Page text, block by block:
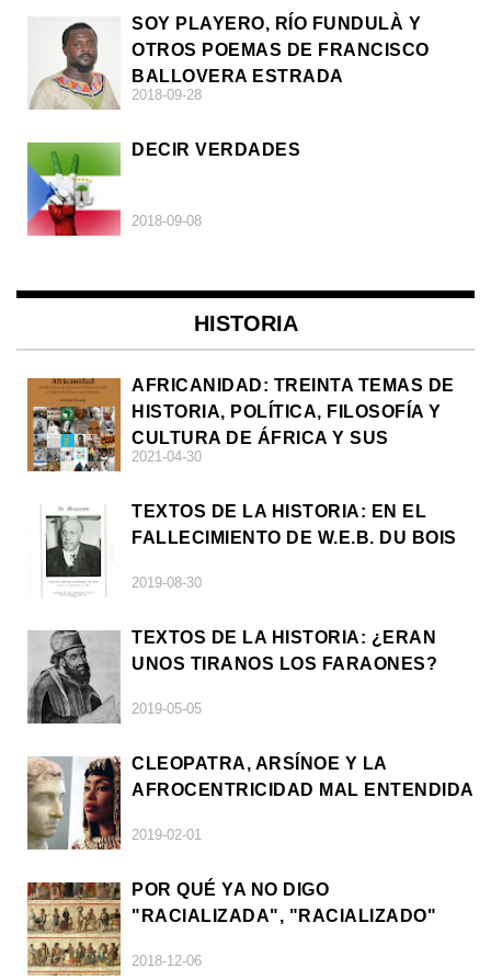
SOY PLAYERO, RÍO FUNDULÀ Y
OTROS POEMAS DE FRANCISCO
BALLOVERA ESTRADA
2018-09-28
DECIR VERDADES
2018-09-08
HISTORIA
AFRICANIDAD: TREINTA TEMAS DE
HISTORIA, POLÍTICA, FILOSOFÍA Y
CULTURA DE ÁFRICA Y SUS
DIÁSPORAS
2021-04-30
TEXTOS DE LA HISTORIA: EN EL
FALLECIMIENTO DE W.E.B. DU BOIS
2019-08-30
TEXTOS DE LA HISTORIA: ¿ERAN
UNOS TIRANOS LOS FARAONES?
2019-05-05
CLEOPATRA, ARSÍNOE Y LA
AFROCENTRICIDAD MAL ENTENDIDA
2019-02-01
POR QUÉ YA NO DIGO
"RACIALIZADA", "RACIALIZADO"
2018-12-06